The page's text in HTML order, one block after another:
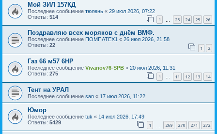
Мой ЗИЛ 157КД
Последнее сообщение тюлень « 29 июл 2026, 07:22
Ответы: 514 1 23 24 25 26
Поздравляю всех моряков с днём ВМФ.
Последнее сообщение ПОМПАТЕХ1 « 26 июл 2026, 21:58
Ответы: 22 1 2
Газ 66 м57 6HP
Последнее сообщение Vivanov76-SPB « 20 июл 2026, 11:31
Ответы: 275 1 … 11 12 13 14
Тент на УРАЛ
Последнее сообщение san « 17 июл 2026, 11:22
Юмор
Последнее сообщение tuk « 14 июл 2026, 17:49
Ответы: 5429 1 269 270 271 272